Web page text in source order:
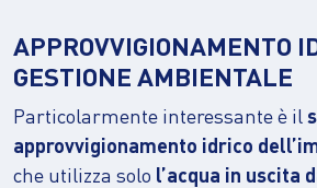
APPROVVIGIONAMENTO
GESTIONE AMBIENTALE
Particolarmente interessante è il
approvvigionamento idrico
che utilizza solo l’acqua in uscita